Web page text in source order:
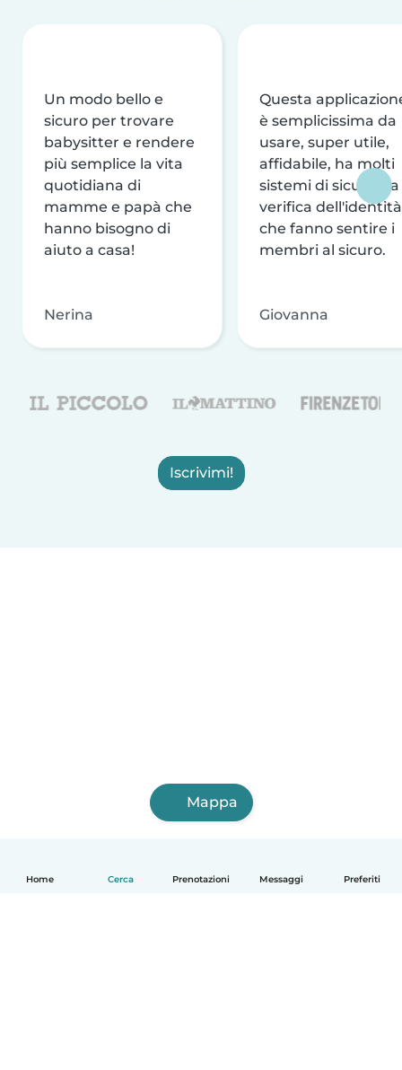
Home Cerca Prenotazioni Messaggi Preferiti
Un modo bello e
sicuro per trovare
babysitter e rendere
più semplice la vita
quotidiana di
mamme e papà che
hanno bisogno di
aiuto a casa!
Nerina
Questa
è semplicissima da
usare, super utile,
affidabile, ha molti
sistemi di sicurezza
verifica dell'identità
che fanno sentire i
membri al sicuro.
Giovanna
Iscrivimi!
Mappa